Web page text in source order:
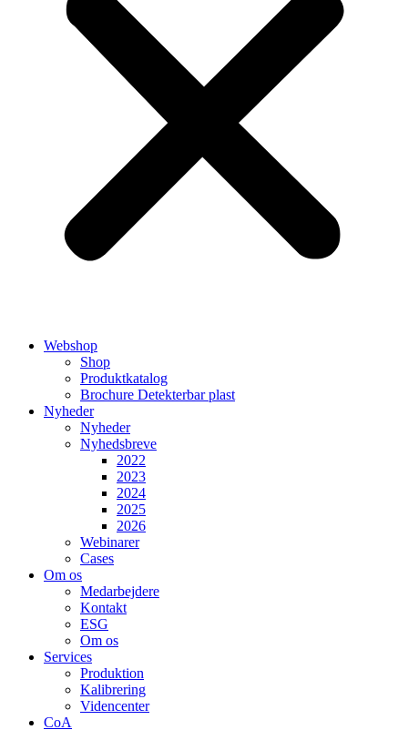
Webshop
Shop
Produktkatalog
Brochure Detekterbar plast
Nyheder
Nyheder
Nyhedsbreve
2022
2023
2024
2025
2026
Webinarer
Cases
Om os
Medarbejdere
Kontakt
ESG
Om os
Services
Produktion
Kalibrering
Videncenter
CoA